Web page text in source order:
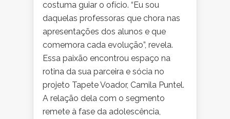
costuma guiar o ofício. “Eu sou
daquelas professoras que chora nas
apresentações dos alunos e que
comemora cada evolução”, revela.
Essa paixão encontrou espaço na
rotina da sua parceira e sócia no
projeto Tapete Voador, Camila Puntel.
A relação dela com o segmento
remete à fase da adolescência,